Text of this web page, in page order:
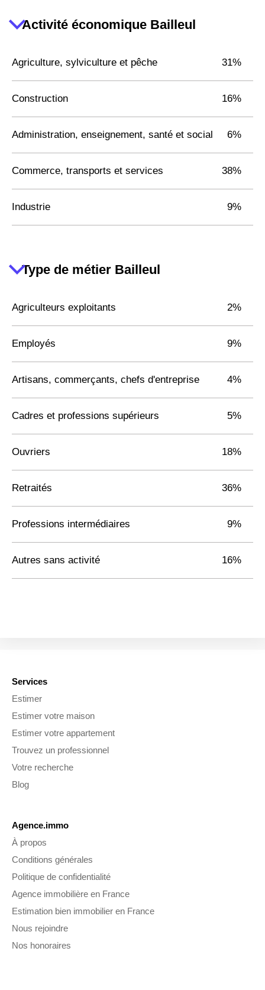
Activité économique Bailleul
Agriculture, sylviculture et pêche 31%
Construction 16%
Administration, enseignement, santé et social 6%
Commerce, transports et services 38%
Industrie 9%
Type de métier Bailleul
Agriculteurs exploitants 2%
Employés 9%
Artisans, commerçants, chefs d'entreprise 4%
Cadres et professions supérieurs 5%
Ouvriers 18%
Retraités 36%
Professions intermédiaires 9%
Autres sans activité 16%
Services
Estimer
Estimer votre maison
Estimer votre appartement
Trouvez un professionnel
Votre recherche
Blog
Agence.immo
À propos
Conditions générales
Politique de confidentialité
Agence immobilière en France
Estimation bien immobilier en France
Nous rejoindre
Nos honoraires